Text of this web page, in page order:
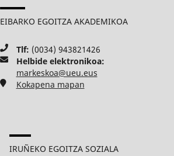
EIBARKO EGOITZA AKADEMIKOA
Tlf: (0034) 943821426
Helbide elektronikoa:
markeskoa@ueu.eus
Kokapena mapan
IRUÑEKO EGOITZA SOZIALA